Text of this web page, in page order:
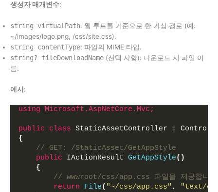
생성자 매개변수:
string virtualPath: 웹 루트를 기준으로 한 가상 경로 (예:
~/images/logo.png, /css/site.css).
string contentType: 파일의 MIME 타입.
string? fileDownloadName (선택 사항): 다운로드 시 파일 이
름.
예시:
using Microsoft.AspNetCore.Mvc;
public class StaticAssetController :
{
// GET: /StaticAsset/GetAppStyle
public IActionResult GetAppStyle()
{
// wwwroot/css/app.css 파일을 제공합니
return
File( "~/css/app.css" ,
"text/